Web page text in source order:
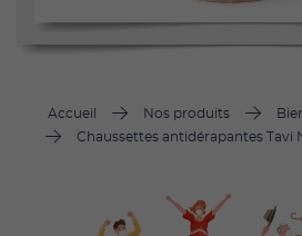
Accueil Nos produits
Chaussettes antidérapantes Tavi